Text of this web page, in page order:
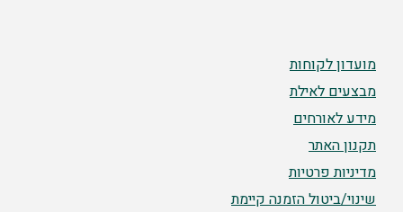
מועדון לקוחות
מבצעים לאילת
מידע לאורחים
תקנון האתר
מדיניות פרטיות
שינוי/ביטול הזמנה קיימת